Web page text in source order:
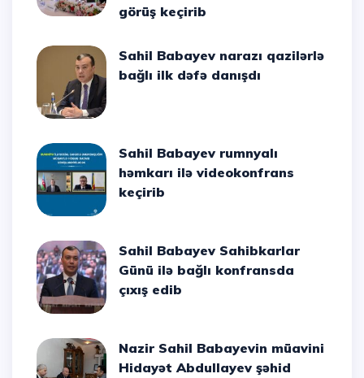
görüş keçirib
Sahil Babayev narazı qazilərlə
bağlı ilk dəfə danışdı
Sahil Babayev rumnyalı
həmkarı ilə videokonfrans
keçirib
Sahil Babayev Sahibkarlar
Günü ilə bağlı konfransda
çıxış edib
Nazir Sahil Babayevin müavini
Hidayət Abdullayev şəhid